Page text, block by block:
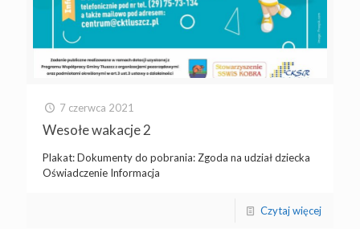
7 czerwca 2021
Wesołe wakacje 2
Plakat: Dokumenty do pobrania: Zgoda na udział dziecka
Oświadczenie Informacja
Czytaj więcej